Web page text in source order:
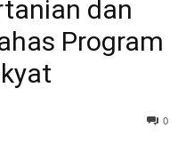
dan
Program
0